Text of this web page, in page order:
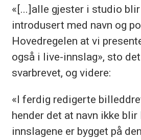
«[...]alle gjester i studio
introdusert med navn og
Hovedregelen at vi
også i live-innslag», sto
svarbrevet, og videre:
«I ferdig redigerte
hender det at navn ikke
innslagene er bygget på